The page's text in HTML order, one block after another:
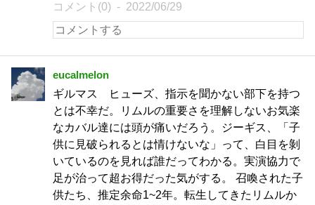
コメント(0) 2022/06/29
eucalmelon
ギルマス ヒューズ、指示を聞かない部下を持つ
とは不幸だ。リムルの重要さを理解しないお気楽
なカバル達には頭が痛いだろう。ジーギス、「子
供に見破られるとは情けないな」って、白目を剝
いているのを見れば誰だってわかる。実演協力で
足が治って超お得だった気がする。 召喚された子
供たち、推定余命1~2年。転生してきたリムルか